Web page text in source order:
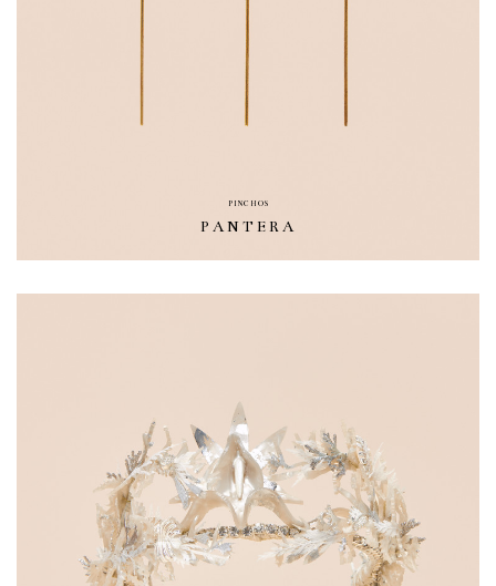
PINCHOS
PANTERA